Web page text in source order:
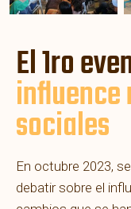
El 1ro
sociales
En octubre 2023,
debatir sobre el